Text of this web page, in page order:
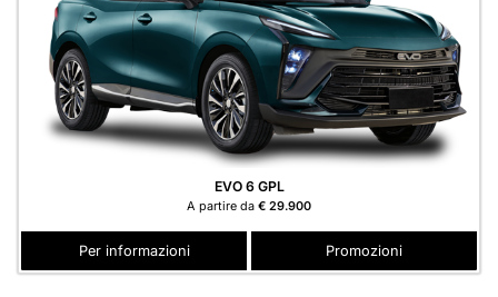
EVO 6 GPL
A partire da € 29.900
Per informazioni Promozioni